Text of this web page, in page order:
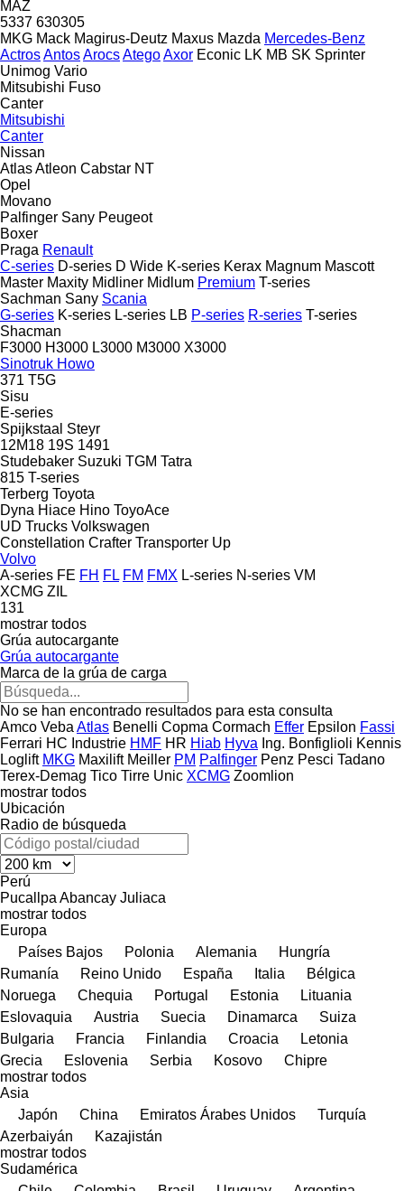
MAZ
5337 630305
MKG Mack Magirus-Deutz Maxus Mazda Mercedes-Benz
ActrosAntosArocsAtegoAxor Econic LK MB SK Sprinter
Unimog Vario
Mitsubishi Fuso
Canter
Mitsubishi
Canter
Nissan
AtlasAtleon Cabstar NT
Opel
Movano
Palfinger Sany Peugeot
Boxer
Praga Renault
C-series D-series D Wide K-series Kerax Magnum Mascott
Master Maxity Midliner Midlum Premium T-series
Sachman Sany Scania
G-series K-series L-series LB P-series R-series T-series
Shacman
F3000 H3000 L3000 M3000 X3000
Sinotruk Howo
371 T5G
Sisu
E-series
Spijkstaal Steyr
12M18 19S 1491
Studebaker Suzuki TGM Tatra
815 T-series
Terberg Toyota
Dyna Hiace Hino ToyoAce
UD Trucks Volkswagen
Constellation Crafter Transporter Up
Volvo
A-series FE FH FL FM FMX L-series N-series VM
XCMG ZIL
131
mostrar todos
Grúa autocargante
Grúa autocargante
Marca de la grúa de carga
No se han encontrado resultados para esta consulta
Amco Veba Atlas Benelli Copma Cormach Effer Epsilon Fassi
Ferrari HC Industrie HMF HR Hiab Hyva Ing. Bonfiglioli Kennis
Loglift MKG Maxilift Meiller PM Palfinger Penz Pesci Tadano
Terex-Demag Tico Tirre Unic XCMG Zoomlion
mostrar todos
Ubicación
Radio de búsqueda
Perú
Pucallpa Abancay Juliaca
mostrar todos
Europa
Países Bajos
Polonia Alemania
Hungría
Rumanía
Reino Unido España Italia
Bélgica
Noruega
Chequia Portugal Estonia
Lituania
Eslovaquia
Austria Suecia Dinamarca
Suiza
Bulgaria
Francia Finlandia Croacia
Letonia
Grecia
Eslovenia Serbia Kosovo
Chipre
mostrar todos
Asia
Japón
China Emiratos Árabes Unidos
Turquía
Azerbaiyán
Kazajistán
mostrar todos
Sudamérica